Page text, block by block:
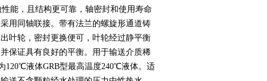
能，且结构更可靠，轴密封和使用寿命
用同轴联接。带有法兰的螺旋形通道铸
叶轮，密封更换便可，叶轮经过静平衡
保证具有良好的平衡。用于输送介质稀
120℃液体GRB型最高温度240℃液体。适